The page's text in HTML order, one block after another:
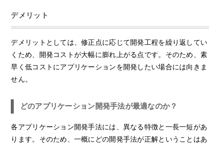
デメリット
デメリットとしては、修正点に応じて開発工程を繰り返してい
くため、開発コストが大幅に膨れ上がる点です。そのため、素
早く低コストにアプリケーションを開発したい場合には向きま
せん。
どのアプリケーション開発手法が最適なのか？
各アプリケーション開発手法には、異なる特徴と一長一短があ
ります。そのため、一概にどの開発手法が正解ということはあ